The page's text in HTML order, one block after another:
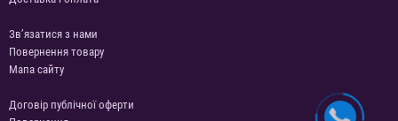
Зв’язатися з нами
Повернення товару
Мапа сайту
Договір публічної оферти